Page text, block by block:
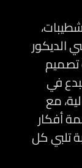
في
مع
أفكار
تلبي كل